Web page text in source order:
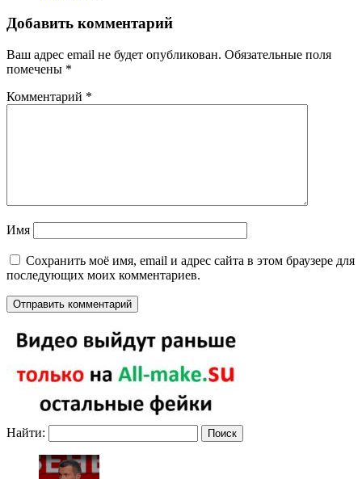
Добавить комментарий
Ваш адрес email не будет опубликован. Обязательные поля
помечены *
Комментарий *
Имя
Сохранить моё имя, email и адрес сайта в этом браузере для
последующих моих комментариев.
Найти: